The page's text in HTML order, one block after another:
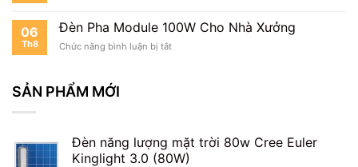
Pha
Module
100W
06
Th8
Đèn Pha Module 100W Cho Nhà Xưởng
Chức năng bình luận bị tắtở
Xưởng
SẢN PHẨM MỚI
Đèn năng lượng mặt trời 80w Cree Euler
Kinglight 3.0 (80W)